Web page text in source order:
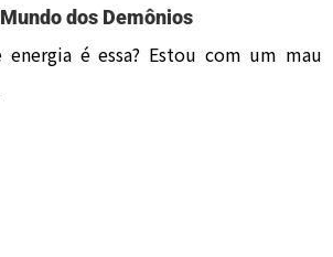
dos Demônios
energia é essa? Estou com um mau